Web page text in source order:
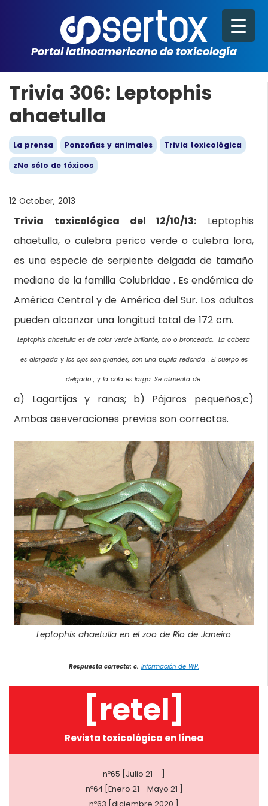
Portal latinoamericano de toxicología
Trivia 306: Leptophis
ahaetulla
La prensa Ponzoñas y animales
Trivia toxicológica
zNo sólo de tóxicos
12 October, 2013
Trivia toxicológica del 12/10/13: Leptophis
ahaetulla, o culebra perico verde o culebra lora,
es una especie de serpiente delgada de tamaño
mediano de la familia Colubridae . Es endémica de
América Central y de América del Sur. Los adultos
pueden alcanzar una longitud total de 172 cm.
Leptophis ahaetulla es de color verde brillante, oro o bronceado. La cabeza
es alargada y los ojos son grandes, con una pupila redonda . El cuerpo es
delgado , y la cola es larga .Se alimenta de:
a) Lagartijas y ranas; b) Pájaros pequeños;c)
Ambas aseveraciones previas son correctas.
Leptophis ahaetulla en el zoo de Río de Janeiro
Respuesta correcta: c. Información de WP.
[retel]
Revista toxicológica en línea
nº65 [Julio 21 – ]
nº64 [Enero 21 - Mayo 21 ]